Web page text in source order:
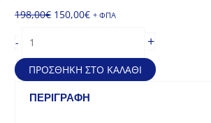
198,00€ Original
198,00€.
150,00€Η
είναι:
150,00€.
+ ΦΠΑ
-
Ηλεκτρικό
VEG818
Galore
ποσότητα
+
ΠΡΟΣΘΉΚΗ ΣΤΟ ΚΑΛΆΘΙ
ΠΕΡΙΓΡΑΦΉ